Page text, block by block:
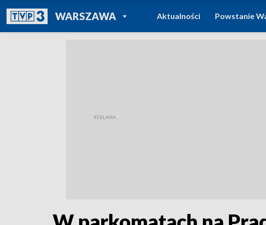
WARSZAWAPOWRÓT DO
TVP REGIONY
Aktualności Powstanie